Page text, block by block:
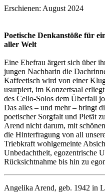
Erschienen: August 2024
Poetische Denkanstöße für
aller Welt
Eine Ehefrau ärgert sich über
jungen Nachbarin die
Kaffeetisch wird von einer
usurpiert, im Konzertsaal
des Cello-Solos dem Überfall
Das alles – und mehr – bringt
poetischer Sorgfalt und Pietät
Arend nicht darum, mit
die Hinterfragung von all
Triebkraft wohlgemeinte
Unbedachtheit, egozentrische
Rücksichtnahme bis hin zu
Angelika Arend, geb. 1942 in